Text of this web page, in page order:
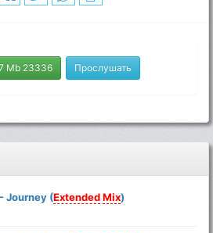
Mb 23336 Прослушать
Journey (Extended Mix)